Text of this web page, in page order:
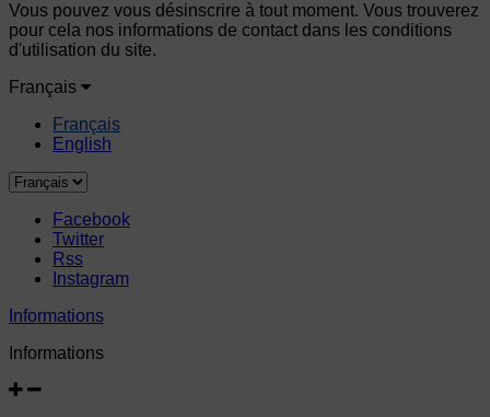
Vous pouvez vous désinscrire à tout moment. Vous trouverez
pour cela nos informations de contact dans les conditions
d'utilisation du site.
Français
Français
English
Facebook
Twitter
Rss
Instagram
Informations
Informations